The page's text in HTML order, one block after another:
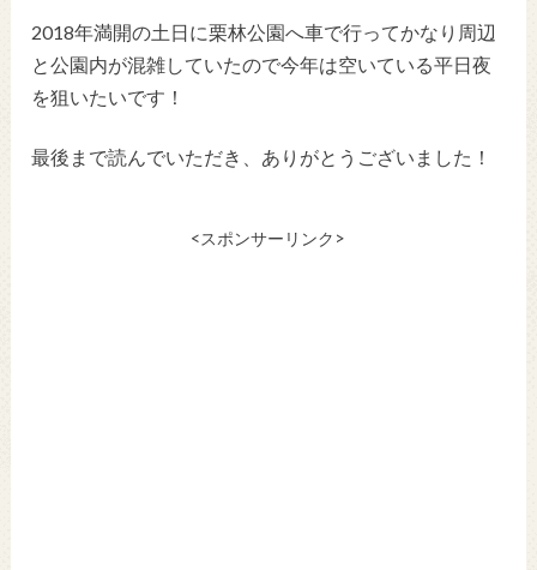
2018年満開の土日に栗林公園へ車で行ってかなり周辺
と公園内が混雑していたので今年は空いている平日夜
を狙いたいです！
最後まで読んでいただき、ありがとうございました！
<スポンサーリンク>